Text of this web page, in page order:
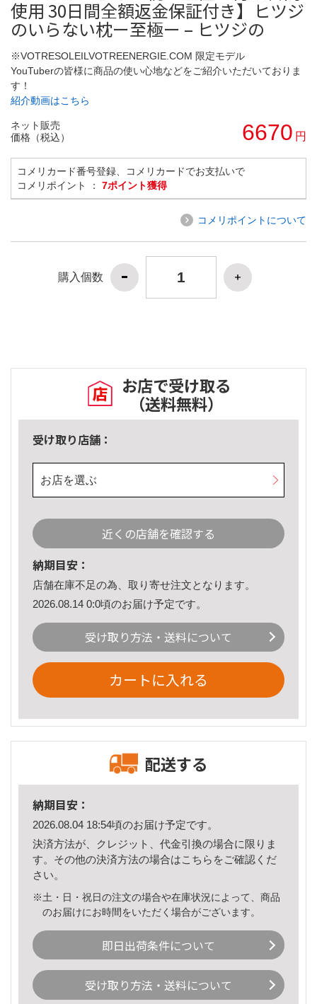
使用 30日間全額返金保証付き】ヒツジ
のいらない枕ー至極ー – ヒツジの
※VOTRESOLEILVOTREENERGIE.COM 限定モデル
YouTuberの皆様に商品の使い心地などをご紹介いただいておりま
す！
紹介動画はこちら
ネット販売
価格（税込）
6670 円
コメリカード番号登録、コメリカードでお支払いで
コメリポイント ： 7ポイント獲得
コメリポイントについて
購入個数
お店で受け取る
（送料無料）
受け取り店舗：
お店を選ぶ
近くの店舗を確認する
納期目安：
店舗在庫不足の為、取り寄せ注文となります。
2026.08.14 0:0頃のお届け予定です。
受け取り方法・送料について
カートに入れる
配送する
納期目安：
2026.08.04 18:54頃のお届け予定です。
決済方法が、クレジット、代金引換の場合に限りま
す。その他の決済方法の場合はこちら をご確認くだ
さい。
※土・日・祝日の注文の場合や在庫状況によって、商品
のお届けにお時間をいただく場合がございます。
即日出荷条件について
受け取り方法・送料について